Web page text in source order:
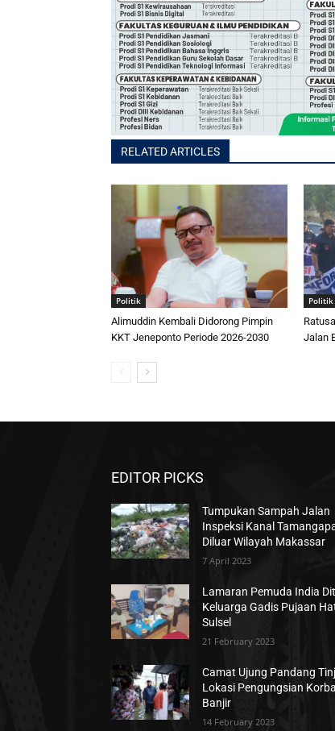
RELATED ARTICLES
Politik
Alimuddin Kembali Didorong Pimpin
KKT Jeneponto Periode 2026-2030
Politik
Jalan
EDITOR PICKS
Tumpukan Sampah Jalan
Inspeksi Kanal
Diluar Wilayah Makassar
7 April 2023
Lamaran Pemuda India
Keluarga Gadis Pujaan
Sulsel
21 February 2023
Camat Ujung Pandang
Lokasi Pengungsian
Banjir
14 February 2023